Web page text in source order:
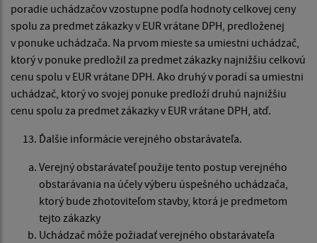
poradie uchádzačov vzostupne podľa hodnoty celkovej ceny
spolu za predmet zákazky v EUR vrátane DPH, predloženej
v ponuke uchádzača. Na prvom mieste sa umiestni uchádzač,
ktorý v ponuke predložil za predmet zákazky najnižšiu celkovú
cenu spolu v EUR vrátane DPH. Ako druhý v poradí sa umiestni
uchádzač, ktorý vo svojej ponuke predloží druhú najnižšiu
cenu spolu za predmet zákazky v EUR vrátane DPH, atď.
Ďalšie informácie verejného obstarávateľa.
Verejný obstarávateľ použije tento postup verejného
obstarávania na účely výberu úspešného uchádzača,
ktorý bude zhotoviteľom stavby, ktorá je predmetom
tejto zákazky
Uchádzač môže požiadať verejného obstarávateľa